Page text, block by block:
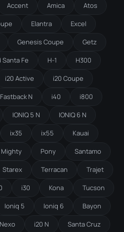
Accent Amica Atos
Elantra Excel
Genesis Coupe Getz
Santa Fe H-1 H300
i20 Active i20 Coupe
N i40 i800
IONIQ 5 N IONIQ 6 N
ix35 ix55 Kauai
Mighty Pony Santamo
Starex Terracan Trajet
i30 Kona Tucson
Ioniq 5 Ioniq 6 Bayon
Nexo i20 N Santa Cruz